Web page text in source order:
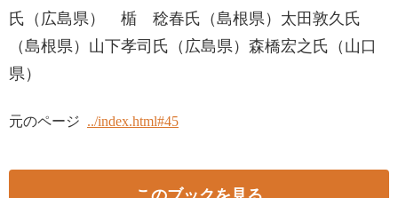
氏（広島県） 楯 稔春氏（島根県）太田敦久氏
（島根県）山下孝司氏（広島県）森橋宏之氏（山口
県）
元のページ ../index.html#45